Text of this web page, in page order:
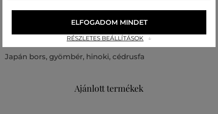
Összetétel
Japán bors, gyömbér, hinoki, cédrusfa
Ajánlott termékek
RÉSZLETES BEÁLLÍTÁSOK
ELFOGADOM MINDET